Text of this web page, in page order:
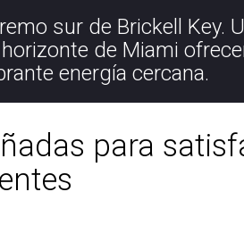
sur de Brickell Key.
de Miami
energía cercana.
para